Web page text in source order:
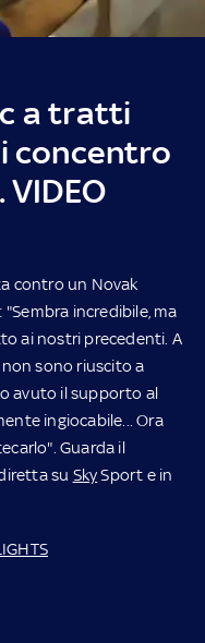
a tratti
concentro
contro un Novak
incredibile, ma
ai nostri precedenti. A
sono riuscito a
avuto il supporto al
ingiocabile... Ora
Guarda il
su SkySport e in